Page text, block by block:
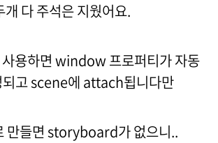
개 다 주석은 지웠어요.
용하면 window 프로퍼티가 자동
되고 scene에 attach됩니다만
만들면 storyboard가 없으니..